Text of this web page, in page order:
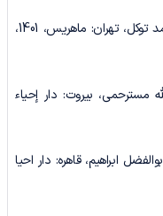
بلاذری، احمدبن یحیی، فتوحا البلدان، محمد توکل، تهران: ماهریس، 1401،
مسترحمی، بیروت: دار إحیاء
ابراهیم، قاهره: دار احیا